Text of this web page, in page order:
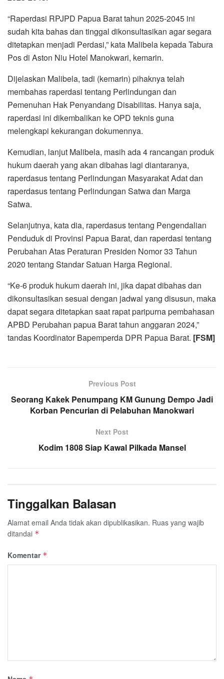
“Raperdasi RPJPD Papua Barat tahun 2025-2045 ini
sudah kita bahas dan tinggal dikonsultasikan agar segara
ditetapkan menjadi Perdasi,” kata Malibela kepada Tabura
Pos di Aston Niu Hotel Manokwari, kemarin.
Dijelaskan Malibela, tadi (kemarin) pihaknya telah
membahas raperdasi tentang Perlindungan dan
Pemenuhan Hak Penyandang Disabilitas. Hanya saja,
raperdasi ini dikembalikan ke OPD teknis guna
melengkapi kekurangan dokumennya.
Kemudian, lanjut Malibela, masih ada 4 rancangan produk
hukum daerah yang akan dibahas lagi diantaranya,
raperdasus tentang Perlindungan Masyarakat Adat dan
raperdasus tentang Perlindungan Satwa dan Marga
Satwa.
Selanjutnya, kata dia, raperdasus tentang Pengendalian
Penduduk di Provinsi Papua Barat, dan raperdasi tentang
Perubahan Atas Peraturan Presiden Nomor 33 Tahun
2020 tentang Standar Satuan Harga Regional.
“Ke-6 produk hukum daerah ini, jika dapat dibahas dan
dikonsultasikan sesuai dengan jadwal yang disusun, maka
dapat segara ditetapkan saat rapat paripurna pembahasan
APBD Perubahan papua Barat tahun anggaran 2024,”
tandas Koordinator Bapemperda DPR Papua Barat. [FSM]
Previous Post
Seorang Kakek Penumpang KM Gunung Dempo Jadi
Korban Pencurian di Pelabuhan Manokwari
Next Post
Kodim 1808 Siap Kawal Pilkada Mansel
Tinggalkan Balasan
Alamat email Anda tidak akan dipublikasikan. Ruas yang wajib
ditandai *
Komentar *